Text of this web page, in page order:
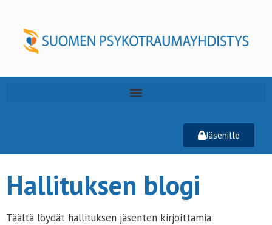
Jäsenille
Hallituksen blogi
Täältä löydät hallituksen jäsenten kirjoittamia